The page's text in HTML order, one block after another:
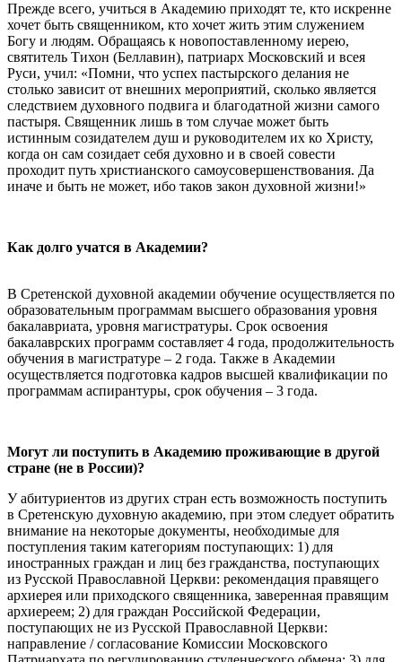
Прежде всего, учиться в Академию приходят те, кто искренне
хочет быть священником, кто хочет жить этим служением
Богу и людям. Обращаясь к новопоставленному иерею,
святитель Тихон (Беллавин), патриарх Московский и всея
Руси, учил: «Помни, что успех пастырского делания не
столько зависит от внешних мероприятий, сколько является
следствием духовного подвига и благодатной жизни самого
пастыря. Священник лишь в том случае может быть
истинным созидателем душ и руководителем их ко Христу,
когда он сам созидает себя духовно и в своей совести
проходит путь христианского самоусовершенствования. Да
иначе и быть не может, ибо таков закон духовной жизни!»
Как долго учатся в Академии?
В Сретенской духовной академии обучение осуществляется по
образовательным программам высшего образования уровня
бакалавриата, уровня магистратуры. Срок освоения
бакалаврских программ составляет 4 года, продолжительность
обучения в магистратуре – 2 года. Также в Академии
осуществляется подготовка кадров высшей квалификации по
программам аспирантуры, срок обучения – 3 года.
Могут ли поступить в Академию проживающие в другой
стране (не в России)?
У абитуриентов из других стран есть возможность поступить
в Сретенскую духовную академию, при этом следует обратить
внимание на некоторые документы, необходимые для
поступления таким категориям поступающих: 1) для
иностранных граждан и лиц без гражданства, поступающих
из Русской Православной Церкви: рекомендация правящего
архиерея или приходского священника, заверенная правящим
архиереем; 2) для граждан Российской Федерации,
поступающих не из Русской Православной Церкви:
направление / согласование Комиссии Московского